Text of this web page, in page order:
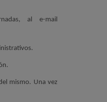
al e-mail
mismo. Una vez